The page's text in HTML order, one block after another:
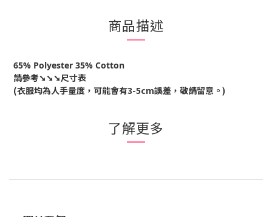
商品描述
65% Polyester 35% Cotton
請參考➘➘➘尺寸表
(衣服均為人手量度，可能會有3-5cm誤差，敬請留意。 )
了解更多